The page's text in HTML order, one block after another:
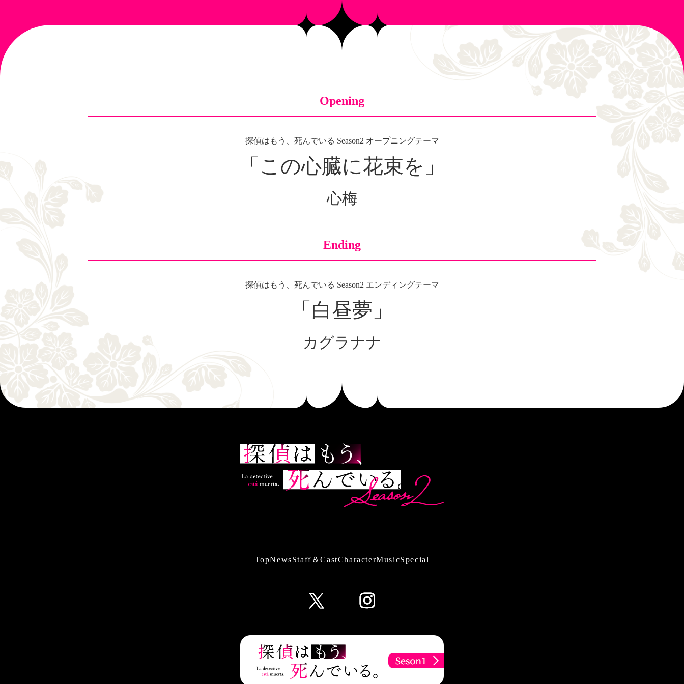
Opening
探偵はもう、死んでいる Season2 オープニングテーマ
「この心臓に花束を」
心梅
Ending
探偵はもう、死んでいる Season2 エンディングテーマ
「白昼夢」
カグラナナ
TopNewsStaff＆CastCharacterMusicSpecial